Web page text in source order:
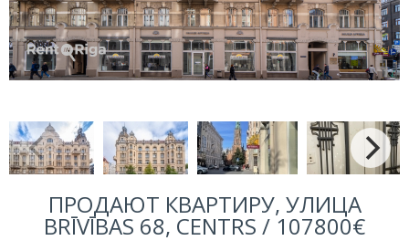
ПРОДАЮТ КВАРТИРУ, УЛИЦА
BRĪVĪBAS 68, CENTRS / 107800€